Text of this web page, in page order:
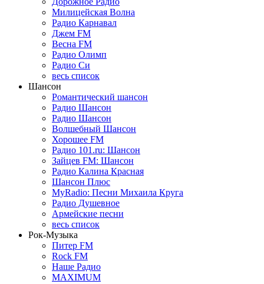
Милицейская Волна
Радио Карнавал
Джем FM
Весна FM
Радио Олимп
Радио Си
весь список
Шансон
Романтический шансон
Радио Шансон
Радио Шансон
Волшебный Шансон
Хорошее FM
Радио 101.ru: Шансон
Зайцев FM: Шансон
Радио Калина Красная
Шансон Плюс
MyRadio: Песни Михаила Круга
Радио Душевное
Армейские песни
весь список
Рок-Музыка
Питер FM
Rock FM
Наше Радио
MAXIMUM